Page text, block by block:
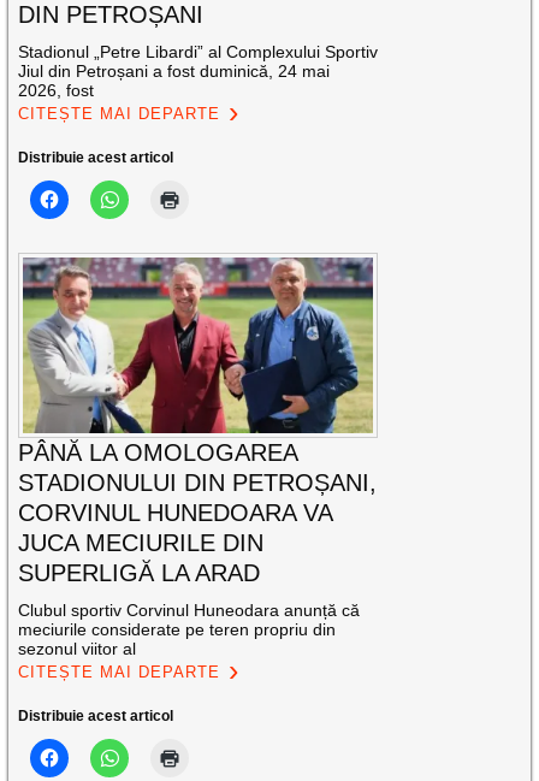
DIN PETROȘANI
Stadionul „Petre Libardi” al Complexului Sportiv
Jiul din Petroșani a fost duminică, 24 mai
2026, fost
CITEȘTE MAI DEPARTE
Distribuie acest articol
PÂNĂ LA OMOLOGAREA
STADIONULUI DIN PETROȘANI,
CORVINUL HUNEDOARA VA
JUCA MECIURILE DIN
SUPERLIGĂ LA ARAD
Clubul sportiv Corvinul Huneodara anunță că
meciurile considerate pe teren propriu din
sezonul viitor al
CITEȘTE MAI DEPARTE
Distribuie acest articol